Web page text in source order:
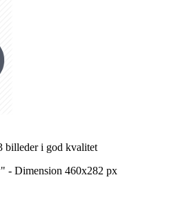
billeder i god kvalitet
- Dimension 460x282 px